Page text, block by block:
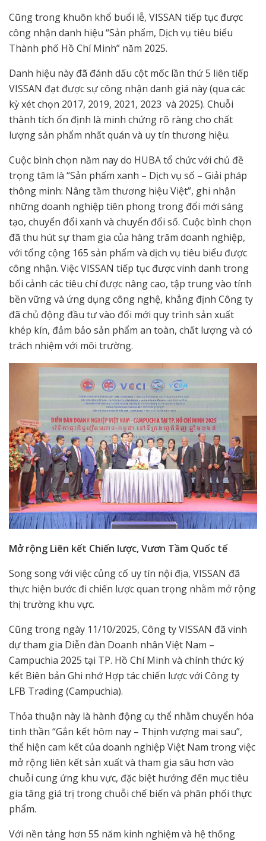
Cũng trong khuôn khổ buổi lễ, VISSAN tiếp tục được
công nhận danh hiệu “Sản phẩm, Dịch vụ tiêu biểu
Thành phố Hồ Chí Minh” năm 2025.
Danh hiệu này đã đánh dấu cột mốc lần thứ 5 liên tiếp
VISSAN đạt được sự công nhận danh giá này (qua các
kỳ xét chọn 2017, 2019, 2021, 2023 và 2025). Chuỗi
thành tích ổn định là minh chứng rõ ràng cho chất
lượng sản phẩm nhất quán và uy tín thương hiệu.
Cuộc bình chọn năm nay do HUBA tổ chức với chủ đề
trọng tâm là “Sản phẩm xanh – Dịch vụ số – Giải pháp
thông minh: Nâng tầm thương hiệu Việt”, ghi nhận
những doanh nghiệp tiên phong trong đổi mới sáng
tạo, chuyển đổi xanh và chuyển đổi số. Cuộc bình chọn
đã thu hút sự tham gia của hàng trăm doanh nghiệp,
với tổng cộng 165 sản phẩm và dịch vụ tiêu biểu được
công nhận. Việc VISSAN tiếp tục được vinh danh trong
bối cảnh các tiêu chí được nâng cao, tập trung vào tính
bền vững và ứng dụng công nghệ, khẳng định Công ty
đã chủ động đầu tư vào đổi mới quy trình sản xuất
khép kín, đảm bảo sản phẩm an toàn, chất lượng và có
trách nhiệm với môi trường.
Mở rộng Liên kết Chiến lược, Vươn Tầm Quốc tế
Song song với việc củng cố uy tín nội địa, VISSAN đã
thực hiện bước đi chiến lược quan trọng nhằm mở rộng
thị trường khu vực.
Cũng trong ngày 11/10/2025, Công ty VISSAN đã vinh
dự tham gia Diễn đàn Doanh nhân Việt Nam –
Campuchia 2025 tại TP. Hồ Chí Minh và chính thức ký
kết Biên bản Ghi nhớ Hợp tác chiến lược với Công ty
LFB Trading (Campuchia).
Thỏa thuận này là hành động cụ thể nhằm chuyển hóa
tinh thần “Gắn kết hôm nay – Thịnh vượng mai sau”,
thể hiện cam kết của doanh nghiệp Việt Nam trong việc
mở rộng liên kết sản xuất và tham gia sâu hơn vào
chuỗi cung ứng khu vực, đặc biệt hướng đến mục tiêu
gia tăng giá trị trong chuỗi chế biến và phân phối thực
phẩm.
Với nền tảng hơn 55 năm kinh nghiệm và hệ thống